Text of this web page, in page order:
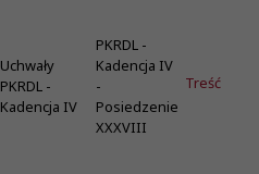
Uchwały
PKRDL -
Kadencja IV
PKRDL -
Kadencja IV
-
Posiedzenie
XXXVIII
Treść